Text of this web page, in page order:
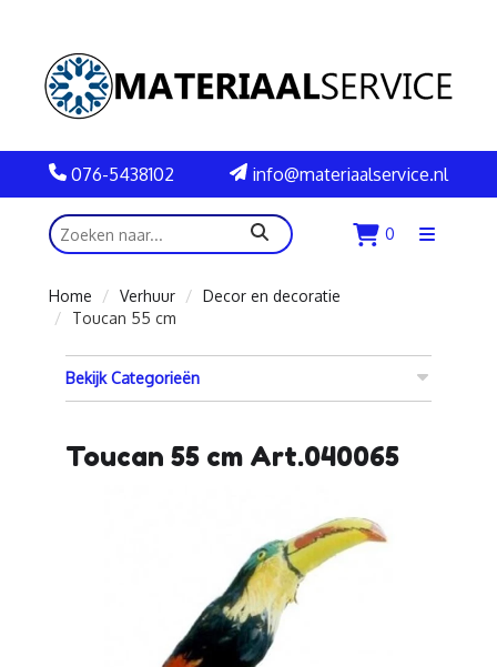
076-5438102 info@materiaalservice.nl
zoeken 0
Menu
Home
Verhuur
Decor en decoratie
Toucan 55 cm
Bekijk Categorieën
Toucan 55 cm Art.040065